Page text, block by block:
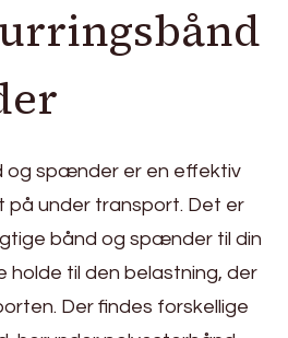
og spænder er en effektiv
på under transport. Det er
bånd og spænder til din
holde til den belastning, der
Der findes forskellige